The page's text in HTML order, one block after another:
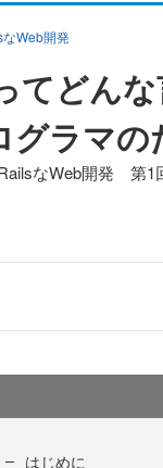
Web開発
てどんな
グラマ
なWeb開発 第1
はじめに